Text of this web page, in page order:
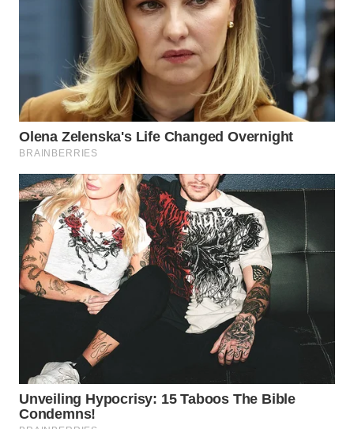
WAHANA
ADVOKAT
WAHANA
INFRASTRUKTUR
WAHANA
KONSUMEN
WAHANA
LISTRIK
WAHANA
TV